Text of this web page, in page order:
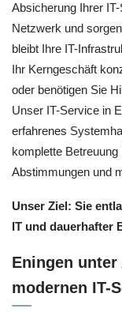
Absicherung Ihrer
Netzwerk und
bleibt Ihre IT-
Ihr Kerngeschäft
oder benötigen Sie
Unser IT-Service in
erfahrenes
komplette
Abstimmungen und
Unser Ziel: Sie
IT und dauerhafter
Eningen
modernen IT-